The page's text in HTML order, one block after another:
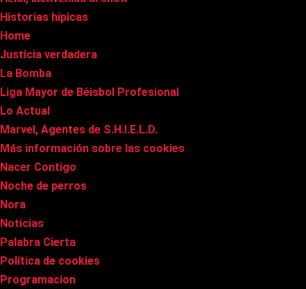
Historias hípicas
Home
Justicia verdadera
La Bomba
Liga Mayor de Béisbol Profesional
Lo Actual
Marvel, Agentes de S.H.I.E.L.D.
Más información sobre las cookies
Nacer Contigo
Noche de perros
Nora
Noticias
Palabra Cierta
Política de cookies
Programacion